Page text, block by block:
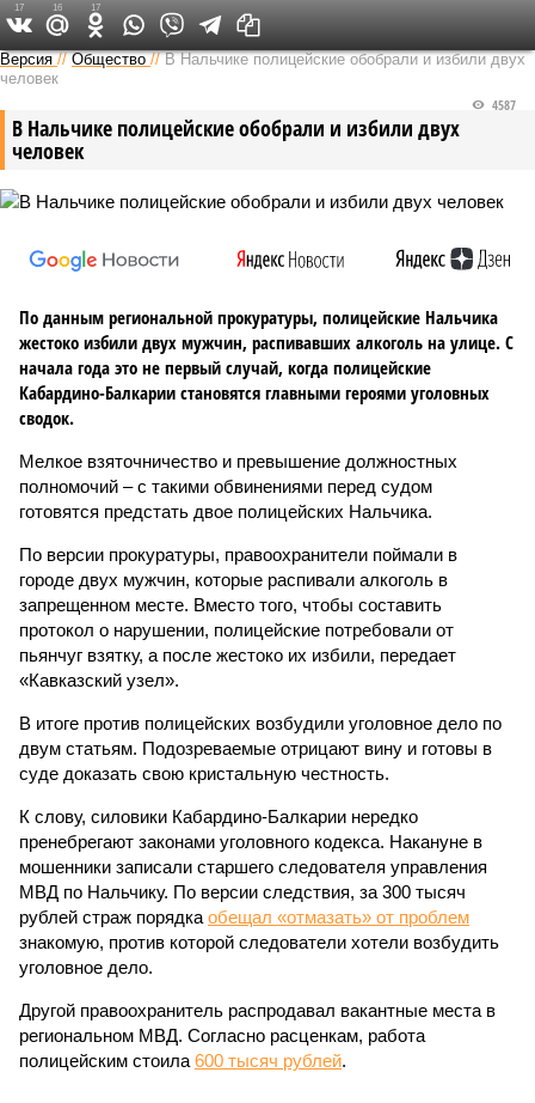
Версия на Кавказе
Версия //Общество //В Нальчике полицейские обобрали и избили двух
человек
В Нальчике полицейские обобрали и избили двух
человек
4587
По данным региональной прокуратуры, полицейские Нальчика
жестоко избили двух мужчин, распивавших алкоголь на улице. С
начала года это не первый случай, когда полицейские
Кабардино-Балкарии становятся главными героями уголовных
сводок.
Мелкое взяточничество и превышение должностных
полномочий – с такими обвинениями перед судом
готовятся предстать двое полицейских Нальчика.
По версии прокуратуры, правоохранители поймали в
городе двух мужчин, которые распивали алкоголь в
запрещенном месте. Вместо того, чтобы составить
протокол о нарушении, полицейские потребовали от
пьянчуг взятку, а после жестоко их избили, передает
«Кавказский узел».
В итоге против полицейских возбудили уголовное дело по
двум статьям. Подозреваемые отрицают вину и готовы в
суде доказать свою кристальную честность.
К слову, силовики Кабардино-Балкарии нередко
пренебрегают законами уголовного кодекса. Накануне в
мошенники записали старшего следователя управления
МВД по Нальчику. По версии следствия, за 300 тысяч
рублей страж порядка обещал «отмазать» от проблем
знакомую, против которой следователи хотели возбудить
уголовное дело.
Другой правоохранитель распродавал вакантные места в
региональном МВД. Согласно расценкам, работа
полицейским стоила 600 тысяч рублей.
17 16 17